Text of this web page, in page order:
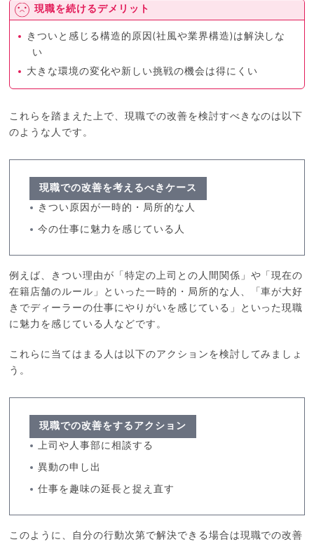
現職を続けるデメリット
きついと感じる構造的原因(社風や業界構造)は解決しな
い
大きな環境の変化や新しい挑戦の機会は得にくい
これらを踏まえた上で、現職での改善を検討すべきなのは以下
のような人です。
現職での改善を考えるべきケース
きつい原因が一時的・局所的な人
今の仕事に魅力を感じている人
例えば、きつい理由が「特定の上司との人間関係」や「現在の
在籍店舗のルール」といった一時的・局所的な人、「車が大好
きでディーラーの仕事にやりがいを感じている」といった現職
に魅力を感じている人などです。
これらに当てはまる人は以下のアクションを検討してみましょ
う。
現職での改善をするアクション
上司や人事部に相談する
異動の申し出
仕事を趣味の延長と捉え直す
このように、自分の行動次第で解決できる場合は現職での改善